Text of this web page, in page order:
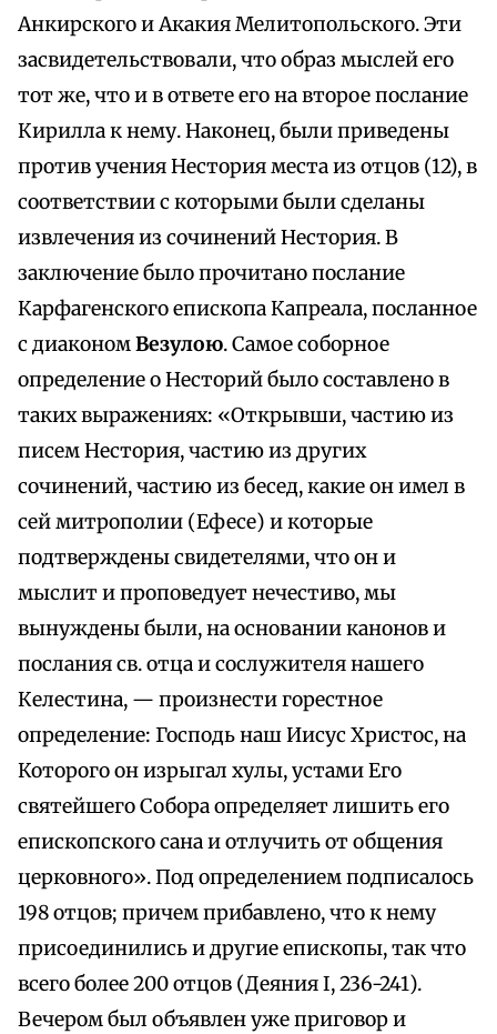
Анкирского и Акакия Мелитопольского. Эти
засвидетельствовали, что образ мыслей его
тот же, что и в ответе его на второе послание
Кирилла к нему. Наконец, были приведены
против учения Нестория места из отцов (12), в
соответствии с которыми были сделаны
извлечения из сочинений Нестория. В
заключение было прочитано послание
Карфагенского епископа Капреала, посланное
с диакономВезулою. Самое соборное
определение о Несторий было составлено в
таких выражениях: «Открывши, частию из
писем Нестория, частию из других
сочинений, частию из бесед, какие он имел в
сей митрополии (Ефесе) и которые
подтверждены свидетелями, что он и
мыслит и проповедует нечестиво, мы
вынуждены были, на основании канонов и
послания св. отца и сослужителя нашего
Келестина, — произнести горестное
определение: Господь наш Иисус Христос, на
Которого он изрыгал хулы, устами Его
святейшего Собора определяет лишить его
епископского сана и отлучить от общения
церковного». Под определением подписалось
198 отцов; причем прибавлено, что к нему
присоединились и другие епископы, так что
всего более 200 отцов (Деяния I, 236-241).
Вечером был объявлен уже приговор и